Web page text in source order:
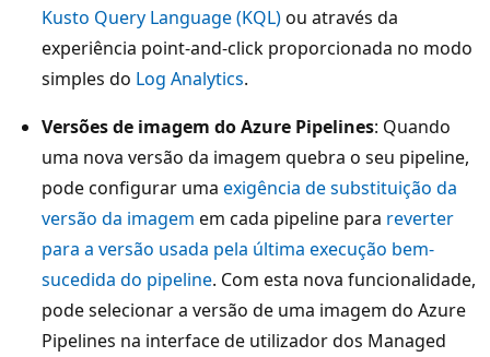
Kusto Query Language (KQL)ou através da
experiência point-and-click proporcionada no modo
simples do Log Analytics.
Versões de imagem do Azure Pipelines: Quando
uma nova versão da imagem quebra o seu pipeline,
pode configurar uma exigência de substituição da
versão da imagem em cada pipeline para reverter
para a versão usada pela última execução bem-
sucedida do pipeline. Com esta nova funcionalidade,
pode selecionar a versão de uma imagem do Azure
Pipelines na interface de utilizador dos Managed